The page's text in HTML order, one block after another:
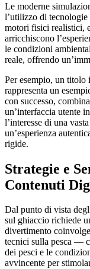
Le moderne
l’utilizzo di tecnologie
motori fisici realistici,
arricchiscono
le condizioni
reale, offrendo
Per esempio, un titolo
rappresenta un
con successo,
un’interfaccia utente
l’interesse di una
un’esperienza
rigide.
Strategie e
Contenuti
Dal punto di vista
sul ghiaccio richiede
divertimento
tecnici sulla pesca —
dei pesci e le
avvincente per